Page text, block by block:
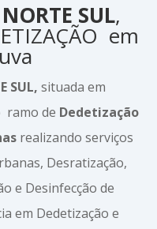
SUL,
em
SUL, situada em
ramo de Dedetização
realizando serviços
Desratização,
e Desinfecção de
em Dedetização e